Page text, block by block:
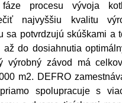
fáze procesu vývoja
najvyššiu kvalitu
sa potvrdzujú skúškami a
až do dosiahnutia
výrobný závod má
m2. DEFRO
spolupracuje s